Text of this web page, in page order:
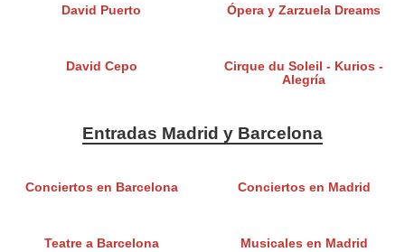
David Puerto Ópera y Zarzuela Dreams
David Cepo
Cirque du Soleil - Kurios -
Alegría
Entradas Madrid y Barcelona
Conciertos en Barcelona Conciertos en Madrid
Teatre a Barcelona Musicales en Madrid